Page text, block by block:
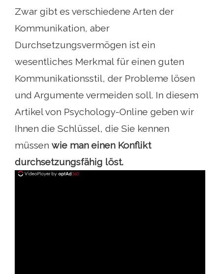
Zwar gibt es verschiedene Arten der
Kommunikation, aber
Durchsetzungsvermögen ist ein
wesentliches Merkmal für einen guten
Kommunikationsstil, der Probleme lösen
und Argumente vermeiden soll. In diesem
Artikel von Psychology-Online geben wir
Ihnen die Schlüssel, die Sie kennen
müssen wie man einen Konflikt
durchsetzungsfähig löst.